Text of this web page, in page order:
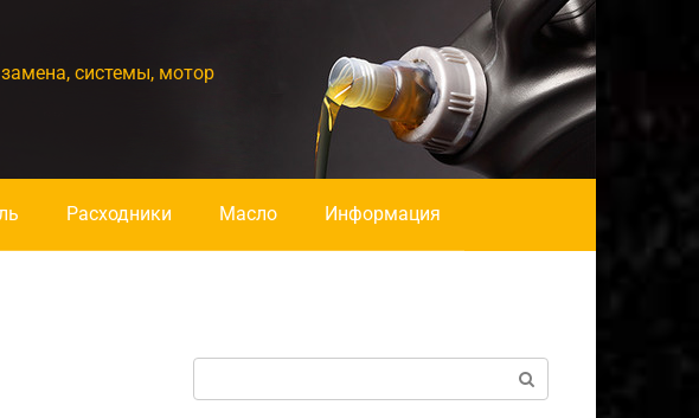
системы, мотор
Расходники Масло Информация